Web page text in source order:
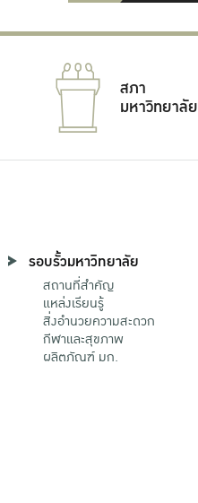
สภา
มหาวิทยาลัย
รอบรั้วมหาวิทยาลัย
สถานที่สำคัญ
แหล่งเรียนรู้
สิ่งอำนวยความสะดวก
กีฬาและสุขภาพ
ผลิตภัณฑ์ มก.